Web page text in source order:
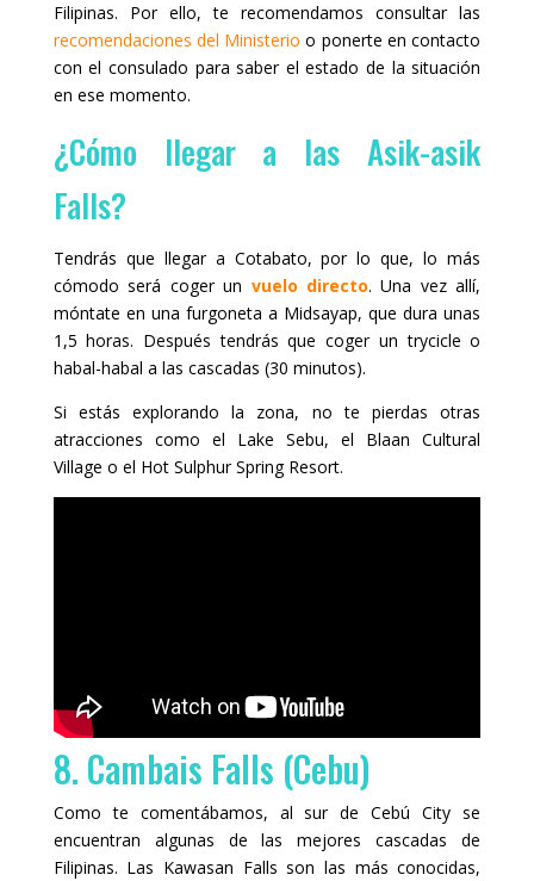
Filipinas. Por ello, te recomendamos consultar las
recomendaciones del Ministerio o ponerte en contacto
con el consulado para saber el estado de la situación
en ese momento.
¿Cómo llegar a las Asik-asik
Falls?
Tendrás que llegar a Cotabato, por lo que, lo más
cómodo será coger un vuelo directo. Una vez allí,
móntate en una furgoneta a Midsayap, que dura unas
1,5 horas. Después tendrás que coger un trycicle o
habal-habal a las cascadas (30 minutos).
Si estás explorando la zona, no te pierdas otras
atracciones como el Lake Sebu, el Blaan Cultural
Village o el Hot Sulphur Spring Resort.
8. Cambais Falls (Cebu)
Como te comentábamos, al sur de Cebú City se
encuentran algunas de las mejores cascadas de
Filipinas. Las Kawasan Falls son las más conocidas,